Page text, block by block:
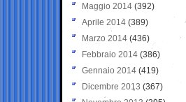
Maggio 2014 (392)
Aprile 2014 (389)
Marzo 2014 (436)
Febbraio 2014 (386)
Gennaio 2014 (419)
Dicembre 2013 (367)